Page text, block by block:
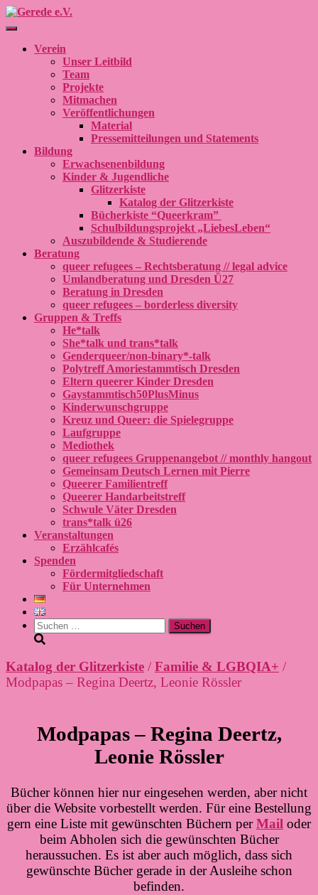
Navigation umschalten
Verein
Unser Leitbild
Team
Projekte
Mitmachen
Veröffentlichungen
Material
Pressemitteilungen und Statements
Bildung
Erwachsenenbildung
Kinder & Jugendliche
Glitzerkiste
Katalog der Glitzerkiste
Bücherkiste “Queerkram”
Schulbildungsprojekt „LiebesLeben“
Auszubildende & Studierende
Beratung
queer refugees – Rechtsberatung // legal advice
Umlandberatung und Dresden Ü27
Beratung in Dresden
queer refugees – borderless diversity
Gruppen & Treffs
He*talk
She*talk und trans*talk
Genderqueer/non-binary*-talk
Polytreff Amoriestammtisch Dresden
Eltern queerer Kinder Dresden
Gaystammtisch50PlusMinus
Kinderwunschgruppe
Kreuz und Queer: die Spielegruppe
Laufgruppe
Mediothek
queer refugees Gruppenangebot // monthly hangout
Gemeinsam Deutsch Lernen mit Pierre
Queerer Familientreff
Queerer Handarbeitstreff
Schwule Väter Dresden
trans*talk ü26
Veranstaltungen
Erzählcafés
Spenden
Fördermitgliedschaft
Für Unternehmen
Suchen
nach:
Katalog der Glitzerkiste / Familie & LGBQIA+ /
Modpapas – Regina Deertz, Leonie Rössler
Modpapas – Regina Deertz,
Leonie Rössler
Bücher können hier nur eingesehen werden, aber nicht
über die Website vorbestellt werden. Für eine Bestellung
gern eine Liste mit gewünschten Büchern perMail oder
beim Abholen sich die gewünschten Bücher
heraussuchen. Es ist aber auch möglich, dass sich
gewünschte Bücher gerade in der Ausleihe schon
befinden.